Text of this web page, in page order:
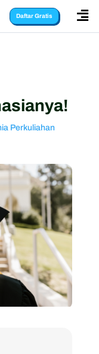
Daftar Gratis 
Perkuliahan